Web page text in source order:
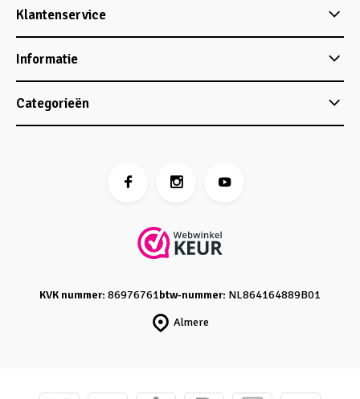
Klantenservice
Informatie
Categorieën
Almere
KVK nummer: 86976761btw-nummer: NL864164889B01